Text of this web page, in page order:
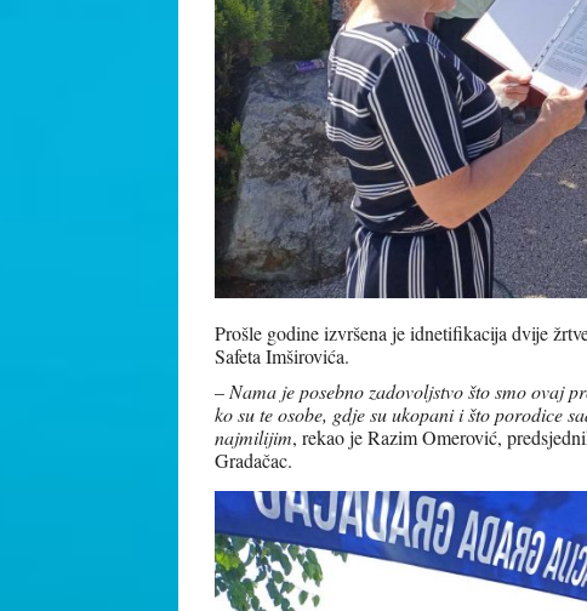
Prošle godine izvršena je idnetifikacija dvije
Safeta Imširovića.
– Nama je posebno zadovoljstvo što smo ovaj
ko su te osobe, gdje su ukopani i što porodice
najmilijim, rekao je Razim Omerović,
Gradačac.